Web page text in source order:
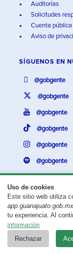
Uso de cookies
Este sitio web utiliza
app.guanajuato.gob.mx
tu experiencia. Al
información
Rechazar
Auditorías
Solicitudes
Cuenta pública
Aviso de
SÍGUENOS EN
@gobgente
@gobgente
@gobgente
@gobgente
@gobgente
@gobgente
¿Existe algún
Aviso legal